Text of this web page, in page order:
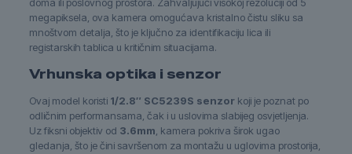
doma ili poslovnog prostora. Zahvaljujući visokoj rezoluciji od 5
megapiksela, ova kamera omogućava kristalno čistu sliku sa
mnoštvom detalja, što je ključno za identifikaciju lica ili
registarskih tablica u kritičnim situacijama.
Vrhunska optika i senzor
Ovaj model koristi 1/2.8″ SC5239S senzorkoji je poznat po
odličnim performansama, čak i u uslovima slabijeg osvjetljenja.
Uz fiksni objektiv od 3.6mm, kamera pokriva širok ugao
gledanja, što je čini savršenom za montažu u uglovima prostorija,